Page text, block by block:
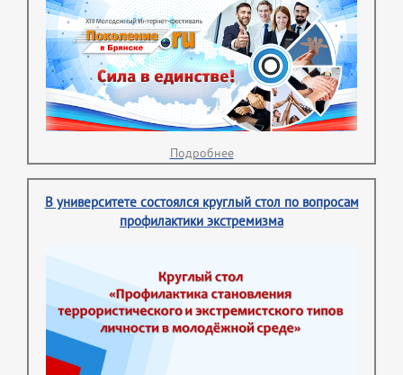
Подробнее
В университете состоялся круглый стол по вопросам
профилактики экстремизма